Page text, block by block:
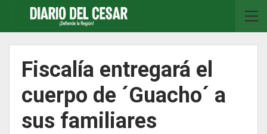
Fiscalía entregará el
cuerpo de ´Guacho´ a
sus familiares